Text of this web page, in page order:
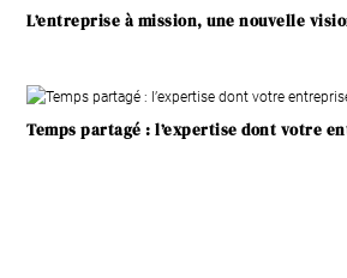
L’entreprise à mission, une nouvelle
Temps partagé : l’expertise dont votre